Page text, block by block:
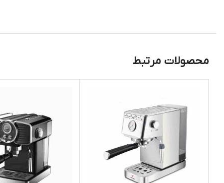
محصولات مرتبط